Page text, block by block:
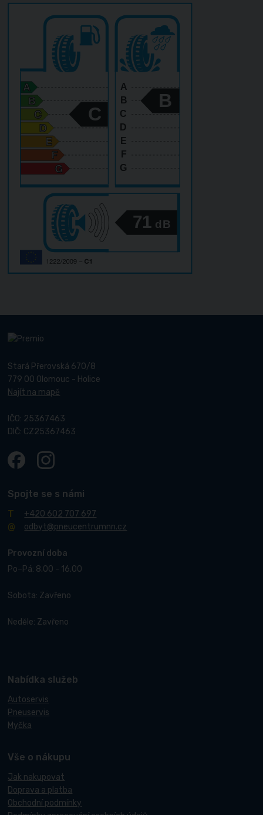
A
B
C
D
E
F
G
71 dB
C
B
Stará Přerovská 670/8
779 00 Olomouc - Holice
Najít na mapě
IČO: 25367463
DIČ: CZ25367463
Spojte se s námi
+420 602 707 697
odbyt@pneucentrumnn.cz
Provozní doba
Po–Pá: 8.00 - 16.00
Sobota: Zavřeno
Neděle: Zavřeno
Nabídka služeb
Autoservis
Pneuservis
Myčka
Vše o nákupu
Jak nakupovat
Doprava a platba
Obchodní podmínky